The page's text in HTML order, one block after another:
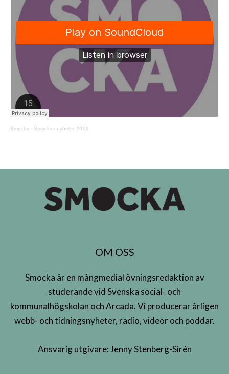
Smocka · Smockas nyheter 2024
OM OSS
Smocka är en mångmedial övningsredaktion av
studerande vid Svenska social- och
kommunalhögskolan och Arcada. Vi producerar årligen
webb- och tidningsnyheter, radio, videor och poddar.
Ansvarig utgivare: Jenny Stenberg-Sirén